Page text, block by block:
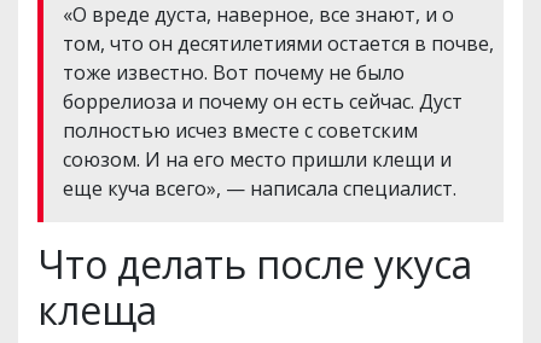
«О вреде дуста, наверное, все знают, и о
том, что он десятилетиями остается в почве,
тоже известно. Вот почему не было
боррелиоза и почему он есть сейчас. Дуст
полностью исчез вместе с советским
союзом. И на его место пришли клещи и
еще куча всего», — написала специалист.
Что делать после укуса
клеща